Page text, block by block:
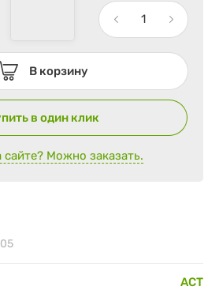
В корзину
в один клик
Можно заказать.
АСТ